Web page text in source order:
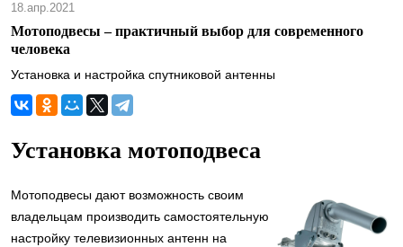
18.апр.2021
Мотоподвесы – практичный выбор для современного
человека
Установка и настройка спутниковой антенны
Установка мотоподвеса
Мотоподвесы дают возможность своим
владельцам производить самостоятельную
настройку телевизионных антенн на